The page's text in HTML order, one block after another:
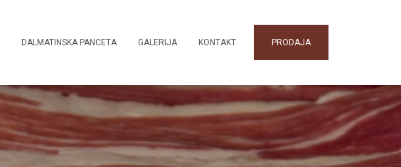
DALMATINSKA PANCETA GALERIJA KONTAKT PRODAJA